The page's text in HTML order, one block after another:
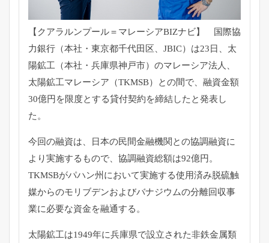
【クアラルンプール＝マレーシアBIZナビ】 国際協
力銀行（本社・東京都千代田区、JBIC）は23日、 太
陽鉱工（本社・兵庫県神戸市）のマレーシア法人、
太陽鉱工マレーシア（TKMSB）との間で、 融資金額
30億円を限度とする貸付契約を締結したと発表し
た。
今回の融資は、
日本の民間金融機関との協調融資に
より実施するもので、 協調融資総額は92億円。
TKMSBがパハン州において実施する使用済み脱硫触
媒からのモ リブデンおよびバナジウムの分離回収事
業に必要な資金を融通する 。
太陽鉱工は1949年に兵庫県で設立された非鉄金属類